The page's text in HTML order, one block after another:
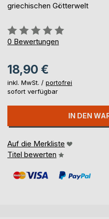
griechischen Götterwelt
Bewertung::
0%
0 Bewertungen
18,90 €
inkl. MwSt. / portofrei
sofort verfügbar
IN DEN
Auf die Merkliste
Titel bewerten